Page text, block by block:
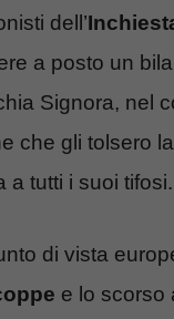
dell’
a posto un
Signora, nel
che gli tolsero
a tutti i suoi tifosi.
di vista
e lo scorso